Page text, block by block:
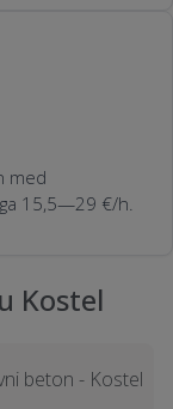
med
15,5—29 €/h.
Kostel
beton - Kostel